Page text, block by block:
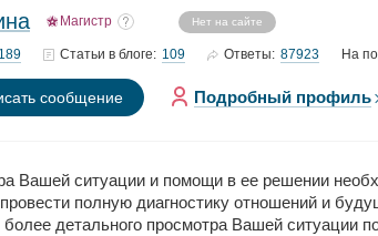
Магистр Нет на сайте
189 Статьи в блоге: 109 Ответы: 87923 На
сообщение Подробный профиль
Вашей ситуации и помощи в ее решении
полную диагностику отношений и
детального просмотра Вашей ситуации